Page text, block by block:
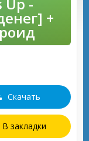
+
Скачать
В закладки